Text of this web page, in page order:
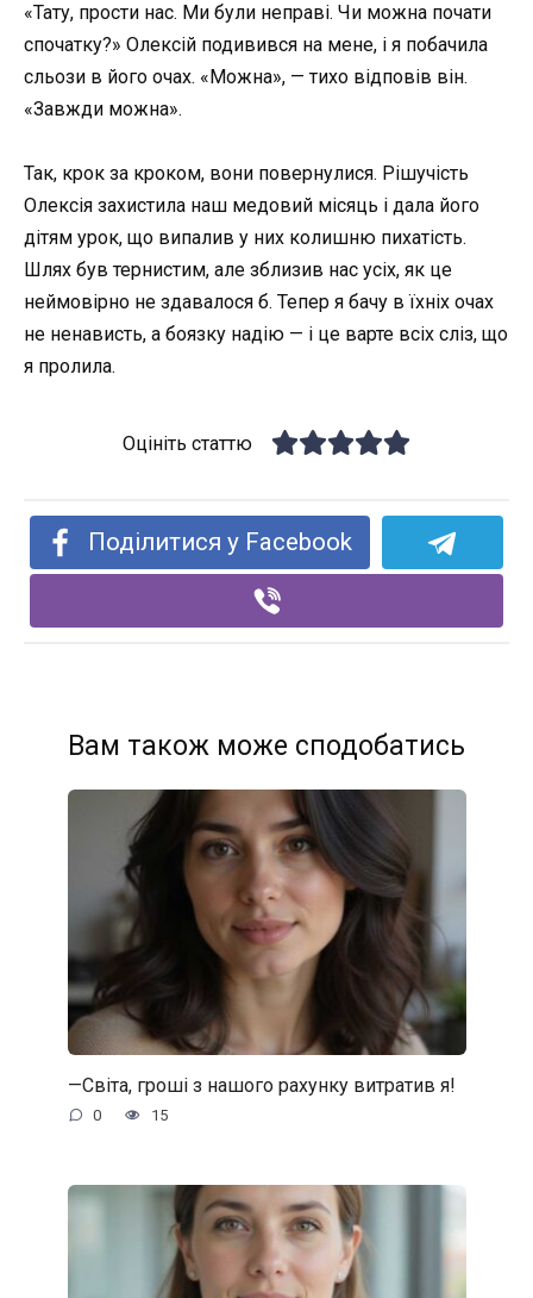
«Тату, прости нас. Ми були неправі. Чи можна почати
спочатку?» Олексій подивився на мене, і я побачила
сльози в його очах. «Можна», — тихо відповів він.
«Завжди можна».
Так, крок за кроком, вони повернулися. Рішучість
Олексія захистила наш медовий місяць і дала його
дітям урок, що випалив у них колишню пихатість.
Шлях був тернистим, але зблизив нас усіх, як це
неймовірно не здавалося б. Тепер я бачу в їхніх очах
не ненависть, а боязку надію — і це варте всіх сліз, що
я пролила.
Оцініть статтю
Поділитися у Facebook
Вам також може сподобатись
—Світа, гроші з нашого рахунку витратив я!
0 15